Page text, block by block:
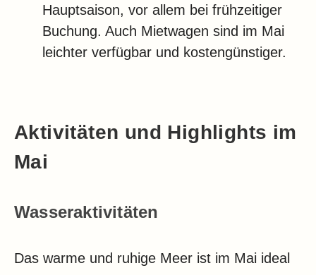
Hauptsaison, vor allem bei frühzeitiger
Buchung. Auch Mietwagen sind im Mai
leichter verfügbar und kostengünstiger.
Aktivitäten und Highlights im
Mai
Wasseraktivitäten
Das warme und ruhige Meer ist im Mai ideal